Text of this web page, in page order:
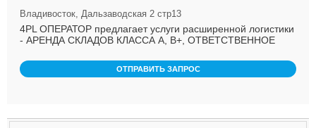
Владивосток, Дальзаводская 2 стр13
4PL ОПЕРАТОР предлагает услуги расширенной логистики
- АРЕНДА СКЛАДОВ КЛАССА А, В+, ОТВЕТСТВЕННОЕ
ОТПРАВИТЬ ЗАПРОС